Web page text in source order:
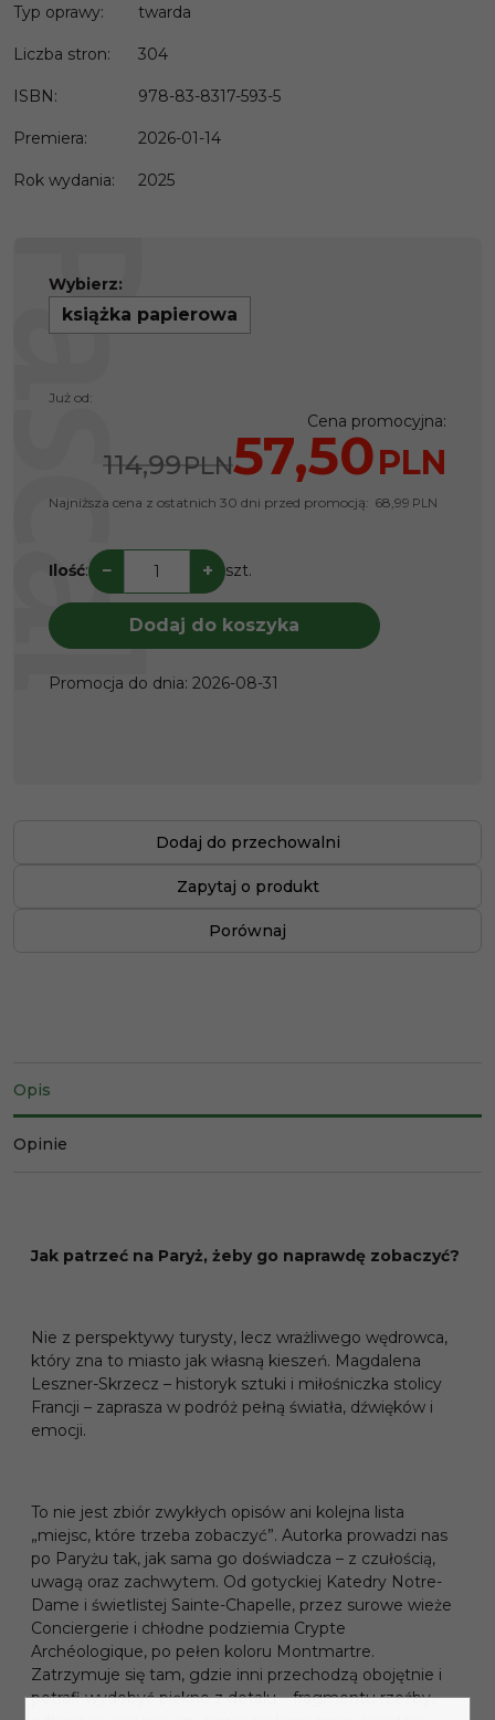
Typ oprawy: twarda
Liczba stron: 304
ISBN: 978-83-8317-593-5
Premiera: 2026-01-14
Rok wydania: 2025
Wybierz:
książka papierowa
Już od:
Cena promocyjna:
114,99PLN57,50PLN
Najniższa cena z ostatnich 30 dni przed promocją: 68,99 PLN
Ilość: − + szt.
Dodaj do koszyka
Promocja do dnia: 2026-08-31
Dodaj do przechowalni
Zapytaj o produkt
Porównaj
Opis
Opinie
Jak patrzeć na Paryż, żeby go naprawdę zobaczyć?
Nie z perspektywy turysty, lecz wrażliwego wędrowca,
który zna to miasto jak własną kieszeń. Magdalena
Leszner-Skrzecz – historyk sztuki i miłośniczka stolicy
Francji – zaprasza w podróż pełną światła, dźwięków i
emocji.
To nie jest zbiór zwykłych opisów ani kolejna lista
„miejsc, które trzeba zobaczyć”. Autorka prowadzi nas
po Paryżu tak, jak sama go doświadcza – z czułością,
uwagą oraz zachwytem. Od gotyckiej Katedry Notre-
Dame i świetlistej Sainte-Chapelle, przez surowe wieże
Conciergerie i chłodne podziemia Crypte
Archéologique, po pełen koloru Montmartre.
Zatrzymuje się tam, gdzie inni przechodzą obojętnie i
potrafi wydobyć piękno z detalu – fragmentu rzeźby,